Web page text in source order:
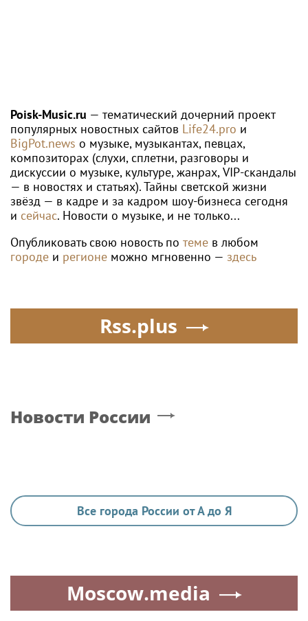
Poisk-Music.ru — тематический дочерний проект
популярных новостных сайтов Life24.pro и
BigPot.news о музыке, музыкантах, певцах,
композиторах (слухи, сплетни, разговоры и
дискуссии о музыке, культуре, жанрах, VIP-скандалы
— в новостях и статьях). Тайны светской жизни
звёзд — в кадре и за кадром шоу-бизнеса сегодня
и сейчас. Новости о музыке, и не только...
Опубликовать свою новость по теме в любом
городе и регионе можно мгновенно — здесь
Rss.plus
Новости России
Все города России от А до Я
Moscow.media